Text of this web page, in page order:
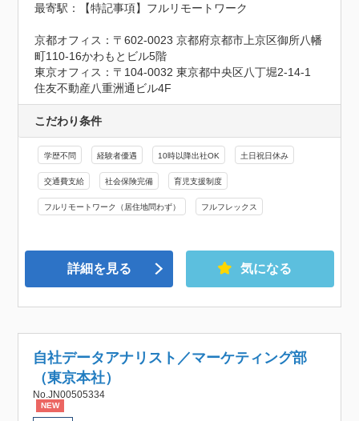
最寄駅：【特記事項】フルリモートワーク
京都オフィス：〒602-0023 京都府京都市上京区御所八幡
町110-16かわもとビル5階
東京オフィス：〒104-0032 東京都中央区八丁堀2-14-1
住友不動産八重洲通ビル4F
こだわり条件
学歴不問 経験者優遇 10時以降出社OK 土日祝日休み
交通費支給 社会保険完備 育児支援制度
フルリモートワーク（居住地問わず） フルフレックス
詳細を見る 気になる
自社データアナリスト／マーケティング部
（東京本社）
No.JN00505334
NEW